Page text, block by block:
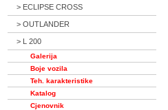
> ECLIPSE CROSS
> OUTLANDER
> L 200
Galerija
Boje vozila
Teh. karakteristike
Katalog
Cjenovnik